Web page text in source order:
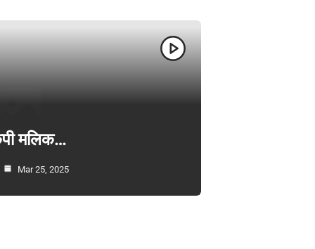
मलिक…
Mar 25, 2025